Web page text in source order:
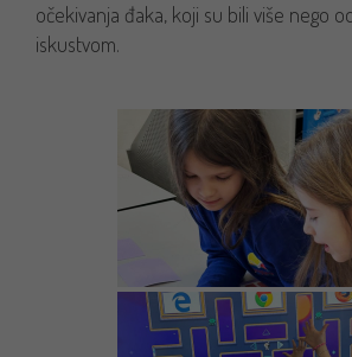
očekivanja đaka, koji su bili više nego
iskustvom.